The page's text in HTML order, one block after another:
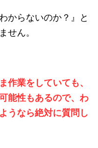
からないのか？』と
せん。
作業をしていても、
能性もあるので、わ
うなら絶対に質問し